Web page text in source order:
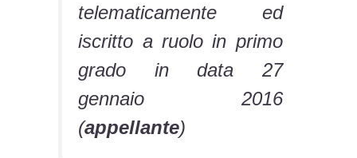
telematicamente ed
iscritto a ruolo in primo
grado in data 27
gennaio 2016
(appellante)